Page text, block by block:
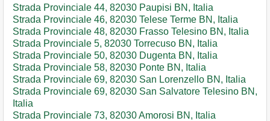
Strada Provinciale 44, 82030 Paupisi BN, Italia
Strada Provinciale 46, 82030 Telese Terme BN, Italia
Strada Provinciale 48, 82030 Frasso Telesino BN, Italia
Strada Provinciale 5, 82030 Torrecuso BN, Italia
Strada Provinciale 50, 82030 Dugenta BN, Italia
Strada Provinciale 58, 82030 Ponte BN, Italia
Strada Provinciale 69, 82030 San Lorenzello BN, Italia
Strada Provinciale 69, 82030 San Salvatore Telesino BN,
Italia
Strada Provinciale 73, 82030 Amorosi BN, Italia